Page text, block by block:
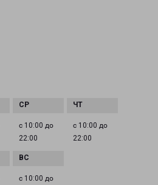
с 10:00 до
22:00
с 10:00 до
22:00
с 10:00 до